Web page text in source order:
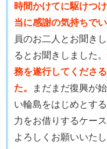
時間かけてに駆けつ
当に感謝の気持ちでい
員のお二人とお聞き
るとお聞きしました。
務を遂行してくださ
た。
まだまだ復興が
い輪島をはじめとす
力をお借りするケー
よろしくお願いいたし